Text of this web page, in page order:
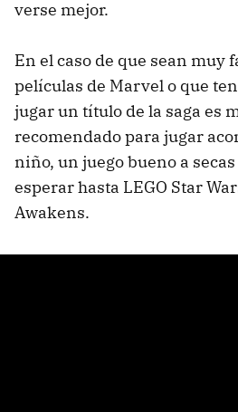
verse mejor.
En el caso de que sean muy
películas de Marvel o que
jugar un título de la saga es
recomendado para jugar
niño, un juego bueno a
esperar hasta LEGO Star
Awakens.